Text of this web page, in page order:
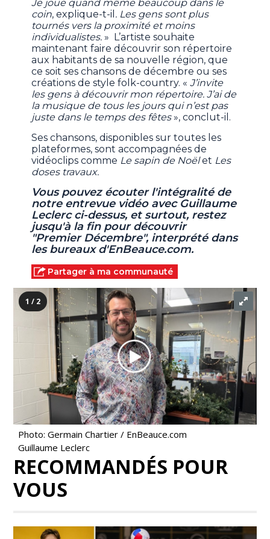
Je joue quand même beaucoup dans le
coin, explique-t-il . Les gens sont plus
tournés vers la proximité et moins
individualistes. » L’artiste souhaite
maintenant faire découvrir son répertoire
aux habitants de sa nouvelle région, que
ce soit ses chansons de décembre ou ses
créations de style folk-country. «J’invite
les gens à découvrir mon répertoire. J’ai de
la musique de tous les jours qui n’est pas
juste dans le temps des fêtes», conclut-il.
Ses chansons, disponibles sur toutes les
plateformes, sont accompagnées de
vidéoclips comme Le sapin de Noëlet Les
doses travaux.
Vous pouvez écouter l'intégralité de
notre entrevue vidéo avec Guillaume
Leclerc ci-dessus, et surtout, restez
jusqu'à la fin pour découvrir
"Premier Décembre", interprété dans
les bureaux d'EnBeauce.com.
Partager à ma communauté
1 / 2
Photo: Germain Chartier / EnBeauce.com
Guillaume Leclerc
RECOMMANDÉS POUR
VOUS